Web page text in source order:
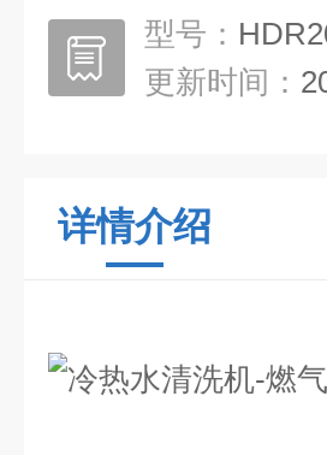
型号：
更新时间：
详情介绍